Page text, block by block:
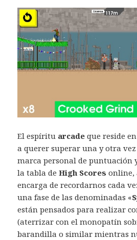
El espíritu arcade que reside en
a querer superar una y otra
marca personal de puntuación
la tabla de High Scores online,
encarga de recordarnos cada
una fase de las denominadas «
están pensados para realizar
(aterrizar con el monopatín
barandilla o similar mientras